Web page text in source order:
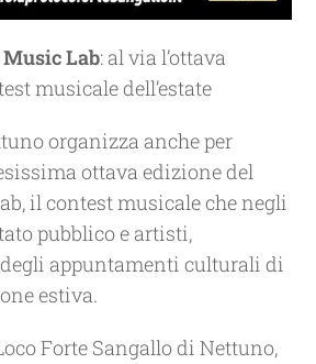
Lab: al via l’ottava
musicale dell’estate
organizza anche per
ottavaedizione del
il contest musicale che negli
pubblico e artisti,
appuntamenti culturali di
estiva.
Forte Sangallo di Nettuno,